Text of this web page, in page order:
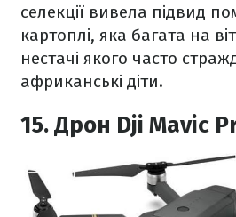
селекції вивела підвид
картоплі, яка багата на
нестачі якого часто
африканські діти.
15. Дрон Dji Mavic